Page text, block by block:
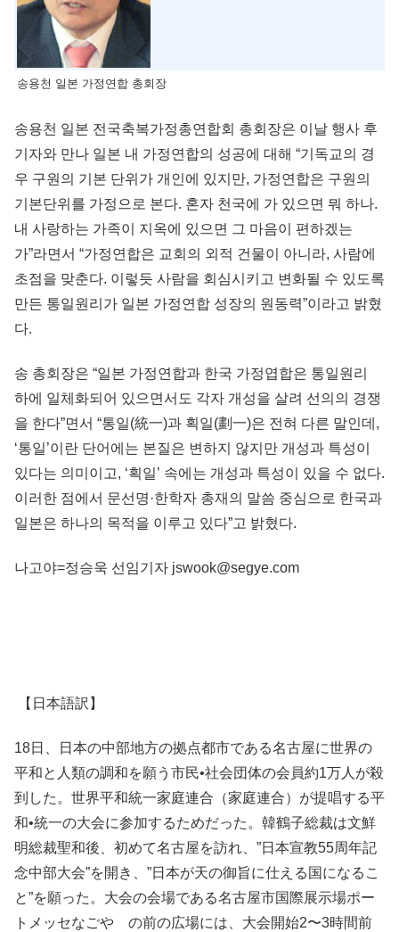
송용천 일본 가정연합 총회장
송용천 일본 전국축복가정총연합회 총회장은 이날 행사 후
기자와 만나 일본 내 가정연합의 성공에 대해 “기독교의 경
우 구원의 기본 단위가 개인에 있지만, 가정연합은 구원의
기본단위를 가정으로 본다. 혼자 천국에 가 있으면 뭐 하나.
내 사랑하는 가족이 지옥에 있으면 그 마음이 편하겠는
가”라면서 “가정연합은 교회의 외적 건물이 아니라, 사람에
초점을 맞춘다. 이렇듯 사람을 회심시키고 변화될 수 있도록
만든 통일원리가 일본 가정연합 성장의 원동력”이라고 밝혔
다.
송 총회장은 “일본 가정연합과 한국 가정엽합은 통일원리
하에 일체화되어 있으면서도 각자 개성을 살려 선의의 경쟁
을 한다”면서 “통일(統一)과 획일(劃一)은 전혀 다른 말인데,
‘통일’이란 단어에는 본질은 변하지 않지만 개성과 특성이
있다는 의미이고, ‘획일’ 속에는 개성과 특성이 있을 수 없다.
이러한 점에서 문선명·한학자 총재의 말씀 중심으로 한국과
일본은 하나의 목적을 이루고 있다”고 밝혔다.
나고야=정승욱 선임기자 jswook@segye.com
【日本語訳】
18日、日本の中部地方の拠点都市である名古屋に世界の
平和と人類の調和を願う市民•社会団体の会員約1万人が殺
到した。世界平和統一家庭連合（家庭連合）が提唱する平
和•統一の大会に参加するためだった。韓鶴子総裁は文鮮
明総裁聖和後、初めて名古屋を訪れ、”日本宣教55周年記
念中部大会”を開き、”日本が天の御旨に仕える国になるこ
と”を願った。大会の会場である名古屋市国際展示場ポー
トメッセなごや の前の広場には、大会開始2〜3時間前